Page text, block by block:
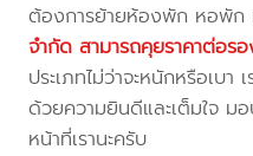
ต้องการย้ายห้องพัก หอพัก
จำกัด สามารถคุยราคาต่อรอ
ประเภทไม่ว่าจะหนักหรือเบา
ด้วยความยินดีและเต็มใจ ม
หน้าที่เรานะครับ